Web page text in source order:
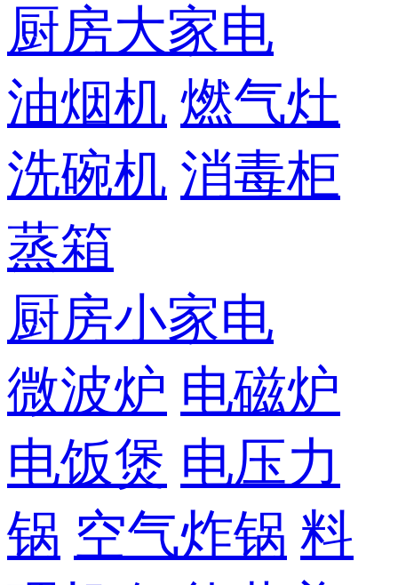
厨房大家电
油烟机 燃气灶
洗碗机 消毒柜
蒸箱
厨房小家电
微波炉 电磁炉
电饭煲 电压力
锅 空气炸锅 料